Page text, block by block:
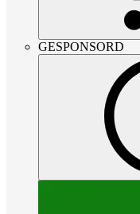
GESPONSORD